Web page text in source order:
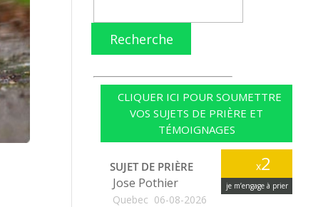
Recherche
CLIQUER ICI POUR SOUMETTRE
VOS SUJETS DE PRIÈRE ET
TÉMOIGNAGES
x2
je m’engage à prier
SUJET DE PRIÈRE
Jose Pothier
Quebec 06-08-2026